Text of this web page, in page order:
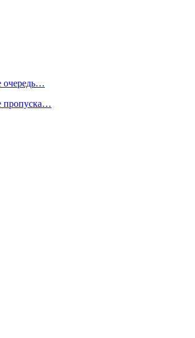
очередь…
пропуска…